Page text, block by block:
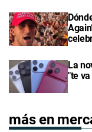
La
"te
más en